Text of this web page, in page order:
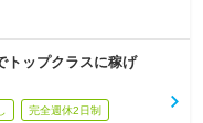
トップクラスに稼げ
完全週休2日制